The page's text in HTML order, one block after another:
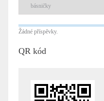
Žádné příspěvky.
QR kód